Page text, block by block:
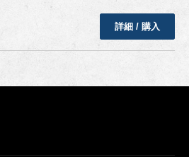
詳細 / 購入